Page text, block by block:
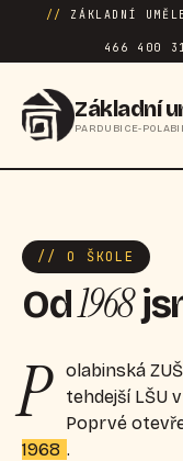
//
ZÁKLADNÍ
466 400
Základní
PARDUBICE-
// O ŠKOLE
Od1968
P
olabinská
tehdejší LŠU
Poprvé
1968 .